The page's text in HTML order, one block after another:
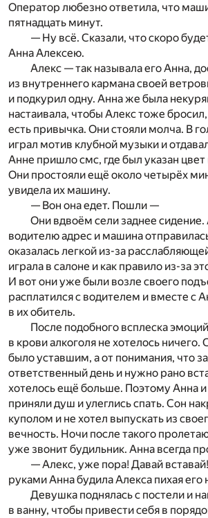
Оператор любезно ответила, что
пятнадцать минут.
— Ну всё. Сказали, что скоро
Анна Алексею.
Алекс — так называла его Анна,
из внутреннего кармана своей
и подкурил одну. Анна же была
настаивала, чтобы Алекс тоже
есть привычка. Они стояли молча. В
играл мотив клубной музыки и
Анне пришло смс, где был указан
Они простояли ещё около четырёх
увидела их машину.
— Вон она едет. Пошли —
Они вдвоём сели заднее сидение.
водителю адрес и машина
оказалась легкой из-за
играла в салоне и как правило из-за
И вот они уже были возле своего
расплатился с водителем и вместе с
в их обитель.
После подобного всплеска
в крови алкоголя не хотелось ничего.
было уставшим, а от понимания, что
ответственный день и нужно рано
хотелось ещё больше. Поэтому Анна
приняли душ и улеглись спать. Сон
куполом и не хотел выпускать из
вечность. Ночи после такого
уже звонит будильник. Анна всегда
— Алекс, уже пора! Давай
руками Анна будила Алекса пихая его
Девушка поднялась с постели и
в ванну, чтобы привести себя в